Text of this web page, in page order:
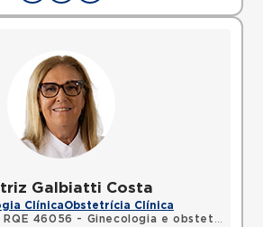
Galbiatti Costa
ClínicaObstetrícia Clínica
RQE 46056 - Ginecologia e obstetrícia